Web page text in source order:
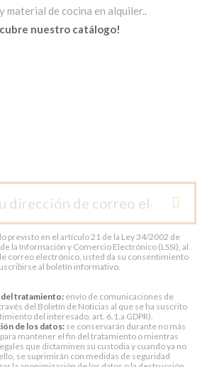
material de cocina en alquiler..
nuestro catálogo!
previsto en el artículo 21 de la Ley 34/2002 de
la Información y Comercio Electrónico (LSSI), al
correo electrónico, usted da su consentimiento
al boletín informativo.
del tratamiento: envío de comunicaciones de
del Boletín de Noticias al que se ha suscrito
del interesado, art. 6.1.a GDPR).
de los datos:se conservarán durante no más
mantener el fin del tratamiento o mientras
que dictaminen su custodia y cuando ya no
se suprimirán con medidas de seguridad